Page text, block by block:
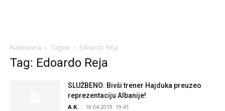
Naslovnica Tagovi Edoardo Reja
Tag: Edoardo Reja
SLUŽBENO: Bivši trener Hajduka preuzeo
reprezentaciju Albanije!
A.K. - 18.04.2019. 19:41